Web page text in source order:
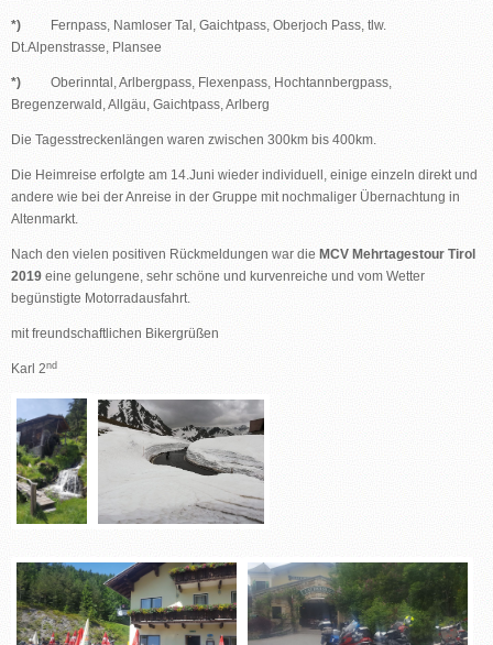
*) Fernpass, Namloser Tal, Gaichtpass, Oberjoch Pass, tlw.
Dt.Alpenstrasse, Plansee
*) Oberinntal, Arlbergpass, Flexenpass, Hochtannbergpass,
Bregenzerwald, Allgäu, Gaichtpass, Arlberg
Die Tagesstreckenlängen waren zwischen 300km bis 400km.
Die Heimreise erfolgte am 14.Juni wieder individuell, einige einzeln direkt und
andere wie bei der Anreise in der Gruppe mit nochmaliger Übernachtung in
Altenmarkt.
Nach den vielen positiven Rückmeldungen war die MCV Mehrtagestour Tirol
2019 eine gelungene, sehr schöne und kurvenreiche und vom Wetter
begünstigte Motorradausfahrt.
mit freundschaftlichen Bikergrüßen
Karl 2nd